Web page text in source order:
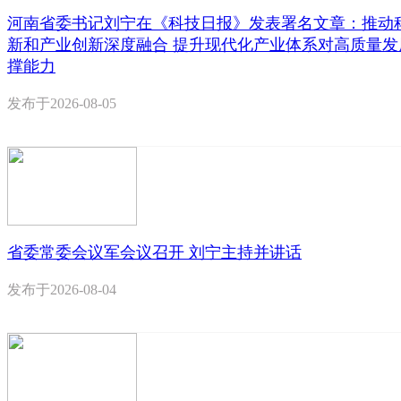
河南省委书记刘宁在《科技日报》发表署名文章：推动
新和产业创新深度融合 提升现代化产业体系对高质量
撑能力
发布于2026-08-05
省委常委会议军会议召开 刘宁主持并讲话
发布于2026-08-04